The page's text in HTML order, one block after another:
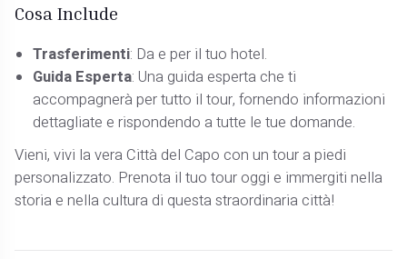
Cosa Include
Trasferimenti: Da e per il tuo hotel.
Guida Esperta: Una guida esperta che ti
accompagnerà per tutto il tour, fornendo informazioni
dettagliate e rispondendo a tutte le tue domande.
Vieni, vivi la vera Città del Capo con un tour a piedi
personalizzato. Prenota il tuo tour oggi e immergiti nella
storia e nella cultura di questa straordinaria città!